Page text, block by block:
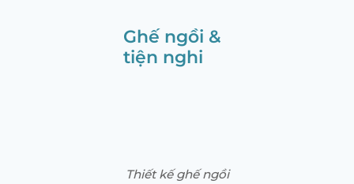
Ghế ngồi &
tiện nghi
Thiết kế ghế ngồi